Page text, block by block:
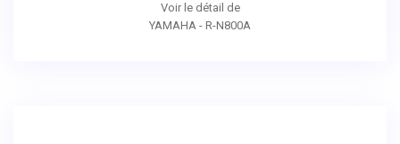
Voir le détail de
YAMAHA - R-N800A